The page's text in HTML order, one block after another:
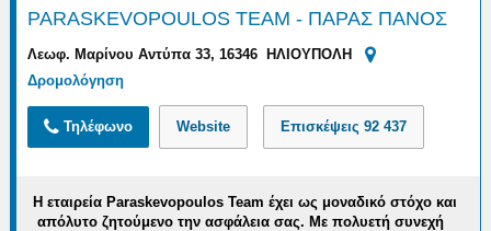
PARASKEVOPOULOS TEAM - ΠΑΡΑΣ ΠΑΝΟΣ
Λεωφ. Μαρίνου Αντύπα 33, 16346 ΗΛΙΟΥΠΟΛΗ
Δρομολόγηση
Τηλέφωνο Website Επισκέψεις92 437
Η εταιρείαParaskevopoulos Team έχει ως μοναδικό στόχο και
απόλυτο ζητούμενο την ασφάλεια σας. Μεπολυετή συνεχή